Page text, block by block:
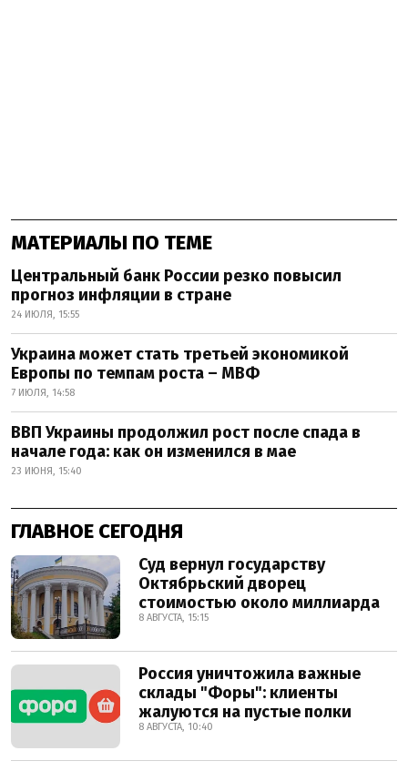
МАТЕРИАЛЫ ПО ТЕМЕ
Центральный банк России резко повысил
прогноз инфляции в стране
24 ИЮЛЯ, 15:55
Украина может стать третьей экономикой
Европы по темпам роста – МВФ
7 ИЮЛЯ, 14:58
ВВП Украины продолжил рост после спада в
начале года: как он изменился в мае
23 ИЮНЯ, 15:40
ГЛАВНОЕ СЕГОДНЯ
Суд вернул государству
Октябрьский дворец
стоимостью около миллиарда
8 АВГУСТА, 15:15
Россия уничтожила важные
склады "Форы": клиенты
жалуются на пустые полки
8 АВГУСТА, 10:40